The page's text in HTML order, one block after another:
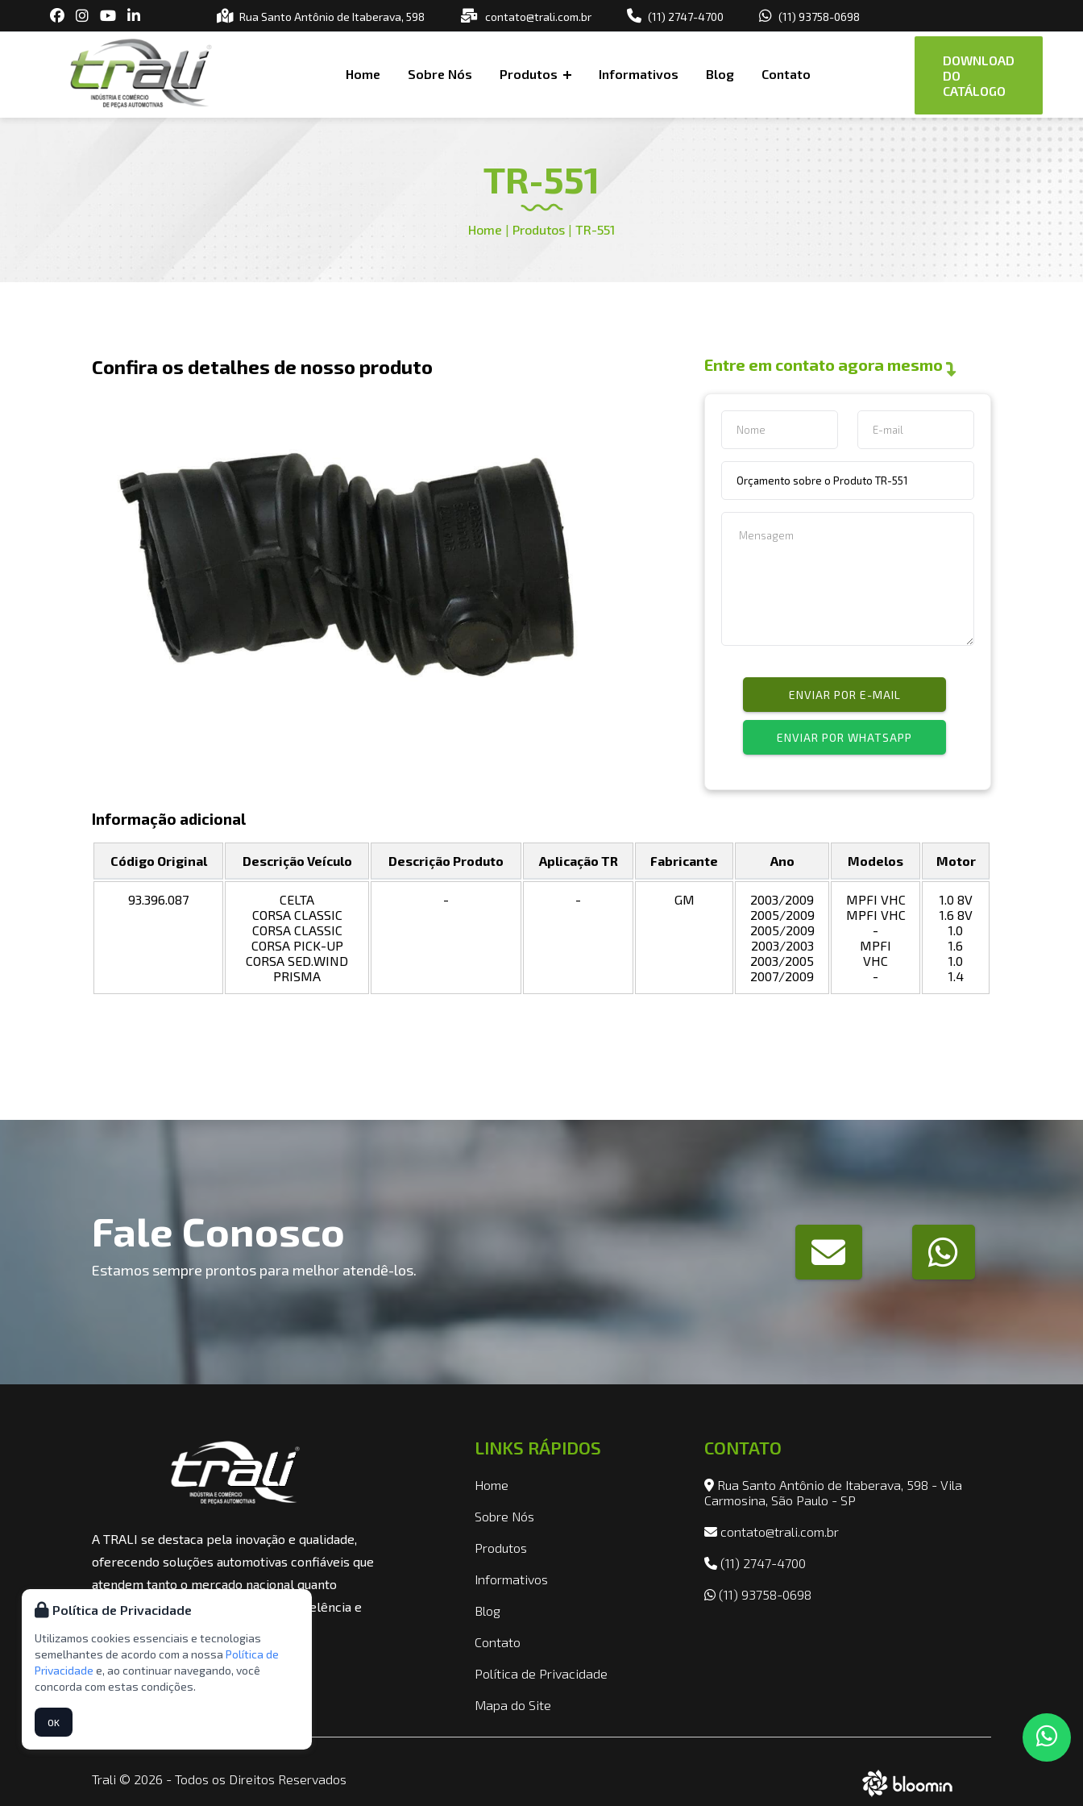
Rua Santo Antônio de Itaberava, 598 contato@trali.com.br (11) 2747-4700 (11) 93758-0698
Home Sobre Nós Produtos Informativos Blog Contato
DOWNLOAD
DO
CATÁLOGO
TR-551
Home | Produtos | TR-551
Confira os detalhes de nosso produto Entre em contato agora mesmo
ENVIAR POR E-MAIL
ENVIAR POR WHATSAPP
Informação adicional
Código Original Descrição Veículo Descrição Produto Aplicação TR Fabricante Ano Modelos Motor
93.396.087
CELTA
CORSA CLASSIC
CORSA CLASSIC
CORSA PICK-UP
CORSA SED.WIND
PRISMA
- - GM
2003/2009
2005/2009
2005/2009
2003/2003
2003/2005
2007/2009
MPFI VHC
MPFI VHC
-
MPFI
VHC
-
1.0 8V
1.6 8V
1.0
1.6
1.0
1.4
Fale Conosco
Estamos sempre prontos para melhor atendê-los.
A TRALI se destaca pela inovação e qualidade,
oferecendo soluções automotivas confiáveis que
atendem tanto o mercado nacional quanto
internacional, sempre garantindo excelência e
LINKS RÁPIDOS
Home
Sobre Nós
Produtos
Informativos
Blog
Contato
Política de Privacidade
Mapa do Site
CONTATO
Rua Santo Antônio de Itaberava, 598 - Vila
Carmosina, São Paulo - SP
contato@trali.com.br
(11) 2747-4700
(11) 93758-0698
Trali © 2026 - Todos os Direitos Reservados
Política de Privacidade
Utilizamos cookies essenciais e tecnologias
semelhantes de acordo com a nossa Política de
Privacidade e, ao continuar navegando, você
concorda com estas condições.
OK